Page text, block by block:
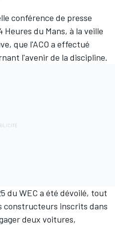
conférence de presse
du Mans, à la veille
que l'ACO a effectué
l'avenir de la discipline.
du WEC a été dévoilé, tout
constructeurs inscrits dans
deux voitures,